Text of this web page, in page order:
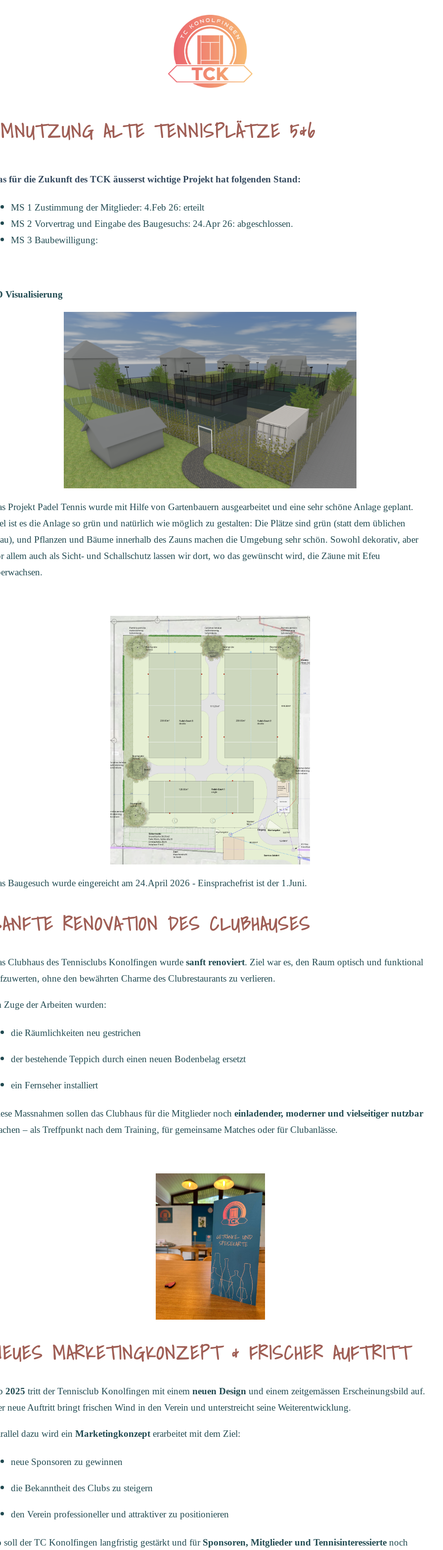
ALTE TENNISPLÄTZE 5&6
für die Zukunft des TCK äusserst wichtige Projekt hat folgenden Stand:
MS 1 Zustimmung der Mitglieder: 4.Feb 26: erteilt
MS 2 Vorvertrag und Eingabe des Baugesuchs: 24.Apr 26: abgeschlossen.
MS 3 Baubewilligung:
Visualisierung
Projekt Padel Tennis wurde mit Hilfe von Gartenbauern ausgearbeitet und eine sehr schöne Anlage geplant.
ist es die Anlage so grün und natürlich wie möglich zu gestalten: Die Plätze sind grün (statt dem üblichen
und Pflanzen und Bäume innerhalb des Zauns machen die Umgebung sehr schön. Sowohl dekorativ, aber
allem auch als Sicht- und Schallschutz lassen wir dort, wo das gewünscht wird, die Zäune mit Efeu
Baugesuch wurde eingereicht am 24.April 2026 - Einsprachefrist ist der 1.Juni.
RENOVATION DES CLUBHAUSES
Clubhaus des Tennisclubs Konolfingen wurde sanft renoviert. Ziel war es, den Raum optisch und funktional
ohne den bewährten Charme des Clubrestaurants zu verlieren.
Zuge der Arbeiten wurden:
die Räumlichkeiten neu gestrichen
der bestehende Teppich durch einen neuen Bodenbelag ersetzt
ein Fernseher installiert
Massnahmen sollen das Clubhaus für die Mitglieder noch einladender, moderner und vielseitiger nutzbar
– als Treffpunkt nach dem Training, für gemeinsame Matches oder für Clubanlässe.
MARKETINGKONZEPT & FRISCHER AUFTRITT
2025 tritt der Tennisclub Konolfingen mit einem neuen Design und einem zeitgemässen Erscheinungsbild auf.
neue Auftritt bringt frischen Wind in den Verein und unterstreicht seine Weiterentwicklung.
dazu wird ein Marketingkonzept erarbeitet mit dem Ziel:
neue Sponsoren zu gewinnen
die Bekanntheit des Clubs zu steigern
den Verein professioneller und attraktiver zu positionieren
soll der TC Konolfingen langfristig gestärkt und für Sponsoren, Mitglieder und Tennisinteressierte noch